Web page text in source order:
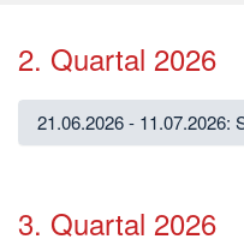
2. Quartal 2026
21.06.2026 - 11.07.2026:
3. Quartal 2026